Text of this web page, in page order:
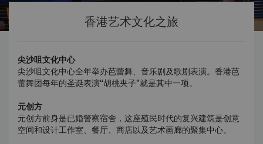
香港艺术文化之旅
尖沙咀文化中心
尖沙咀文化中心全年举办芭蕾舞、音乐剧及歌剧表演。香港芭
蕾舞团每年的圣诞表演“胡桃夹子”就是其中一项。
元创方
元创方前身是已婚警察宿舍，这座殖民时代的复兴建筑是创意
空间和设计工作室、餐厅、商店以及艺术画廊的聚集中心。